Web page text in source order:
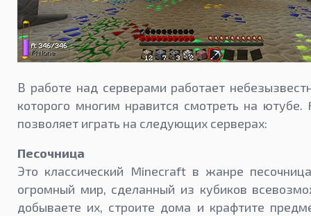
В работе над серверами работает
которого многим нравится смотреть на ютубе.
позволяет играть на следующих серверах:
Песочница
Это классический Minecraft в жанре
огромный мир, сделанный из кубиков
добываете их, строите дома и крафтите